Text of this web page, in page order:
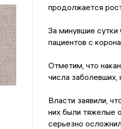
продолжается
За минувшие
пациентов с
Отметим, что
числа заболевших,
Власти заявили,
них были тяжелые
серьезно